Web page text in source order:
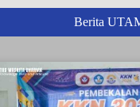
Berita